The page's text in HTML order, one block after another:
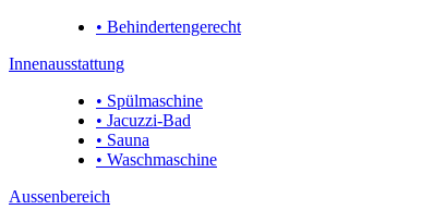
• Behindertengerecht
Innenausstattung
• Spülmaschine
• Jacuzzi-Bad
• Sauna
• Waschmaschine
Aussenbereich